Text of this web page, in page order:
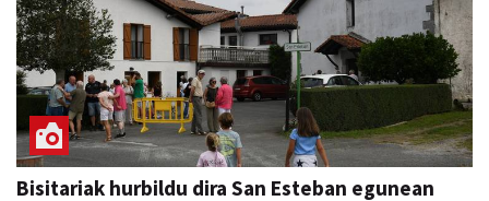
Bisitariak hurbildu dira San Esteban egunean